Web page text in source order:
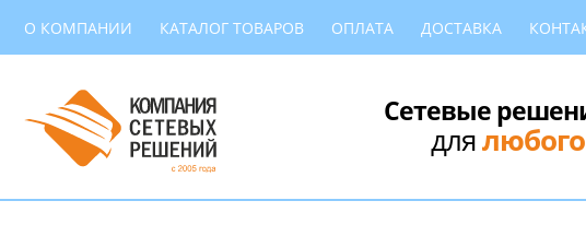
О КОМПАНИИ КАТАЛОГ ТОВАРОВ ОПЛАТА ДОСТАВКА
Сетевые
длялюбого